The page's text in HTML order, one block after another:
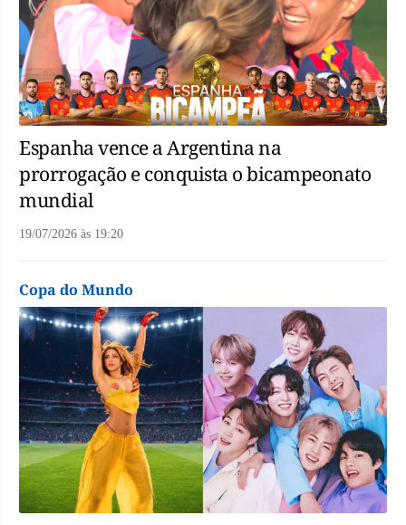
Espanha vence a Argentina na
prorrogação e conquista o bicampeonato
mundial
19/07/2026 às 19:20
Copa do Mundo